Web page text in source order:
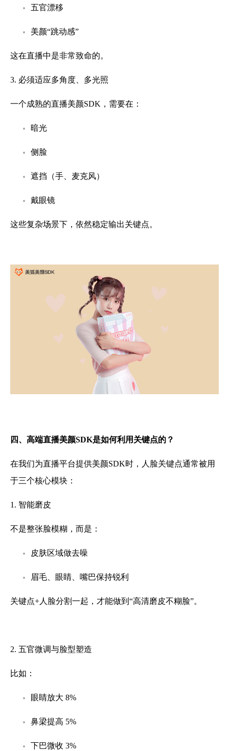
五官漂移
美颜“跳动感”
这在直播中是非常致命的。
3. 必须适应多角度、多光照
一个成熟的直播美颜SDK，需要在：
暗光
侧脸
遮挡（手、麦克风）
戴眼镜
这些复杂场景下，依然稳定输出关键点。
四、高端直播美颜SDK是如何利用关键点的？
在我们为直播平台提供美颜SDK时，人脸关键点通常被用
于三个核心模块：
1. 智能磨皮
不是整张脸模糊，而是：
皮肤区域做去噪
眉毛、眼睛、嘴巴保持锐利
关键点+人脸分割一起，才能做到“高清磨皮不糊脸”。
2. 五官微调与脸型塑造
比如：
眼睛放大 8%
鼻梁提高 5%
下巴微收 3%